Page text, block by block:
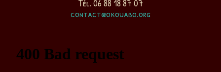
Tél. 06 88 18 87 07
contact@okouabo.org